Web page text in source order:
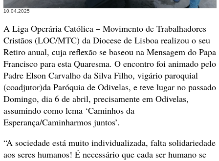
10.04.2025
A Liga Operária Católica – Movimento de Trabalhadores
Cristãos (LOC/MTC) da Diocese de Lisboa realizou o seu
Retiro anual, cuja reflexão se baseou na Mensagem do Papa
Francisco para esta Quaresma. O encontro foi animado pelo
Padre Elson Carvalho da Silva Filho, vigário paroquial
(coadjutor)da Paróquia de Odivelas, e teve lugar no passado
Domingo, dia 6 de abril, precisamente em Odivelas,
assumindo como lema ‘Caminhos da
Esperança/Caminharmos juntos’.
“A sociedade está muito individualizada, falta solidariedade
aos seres humanos! É necessário que cada ser humano se